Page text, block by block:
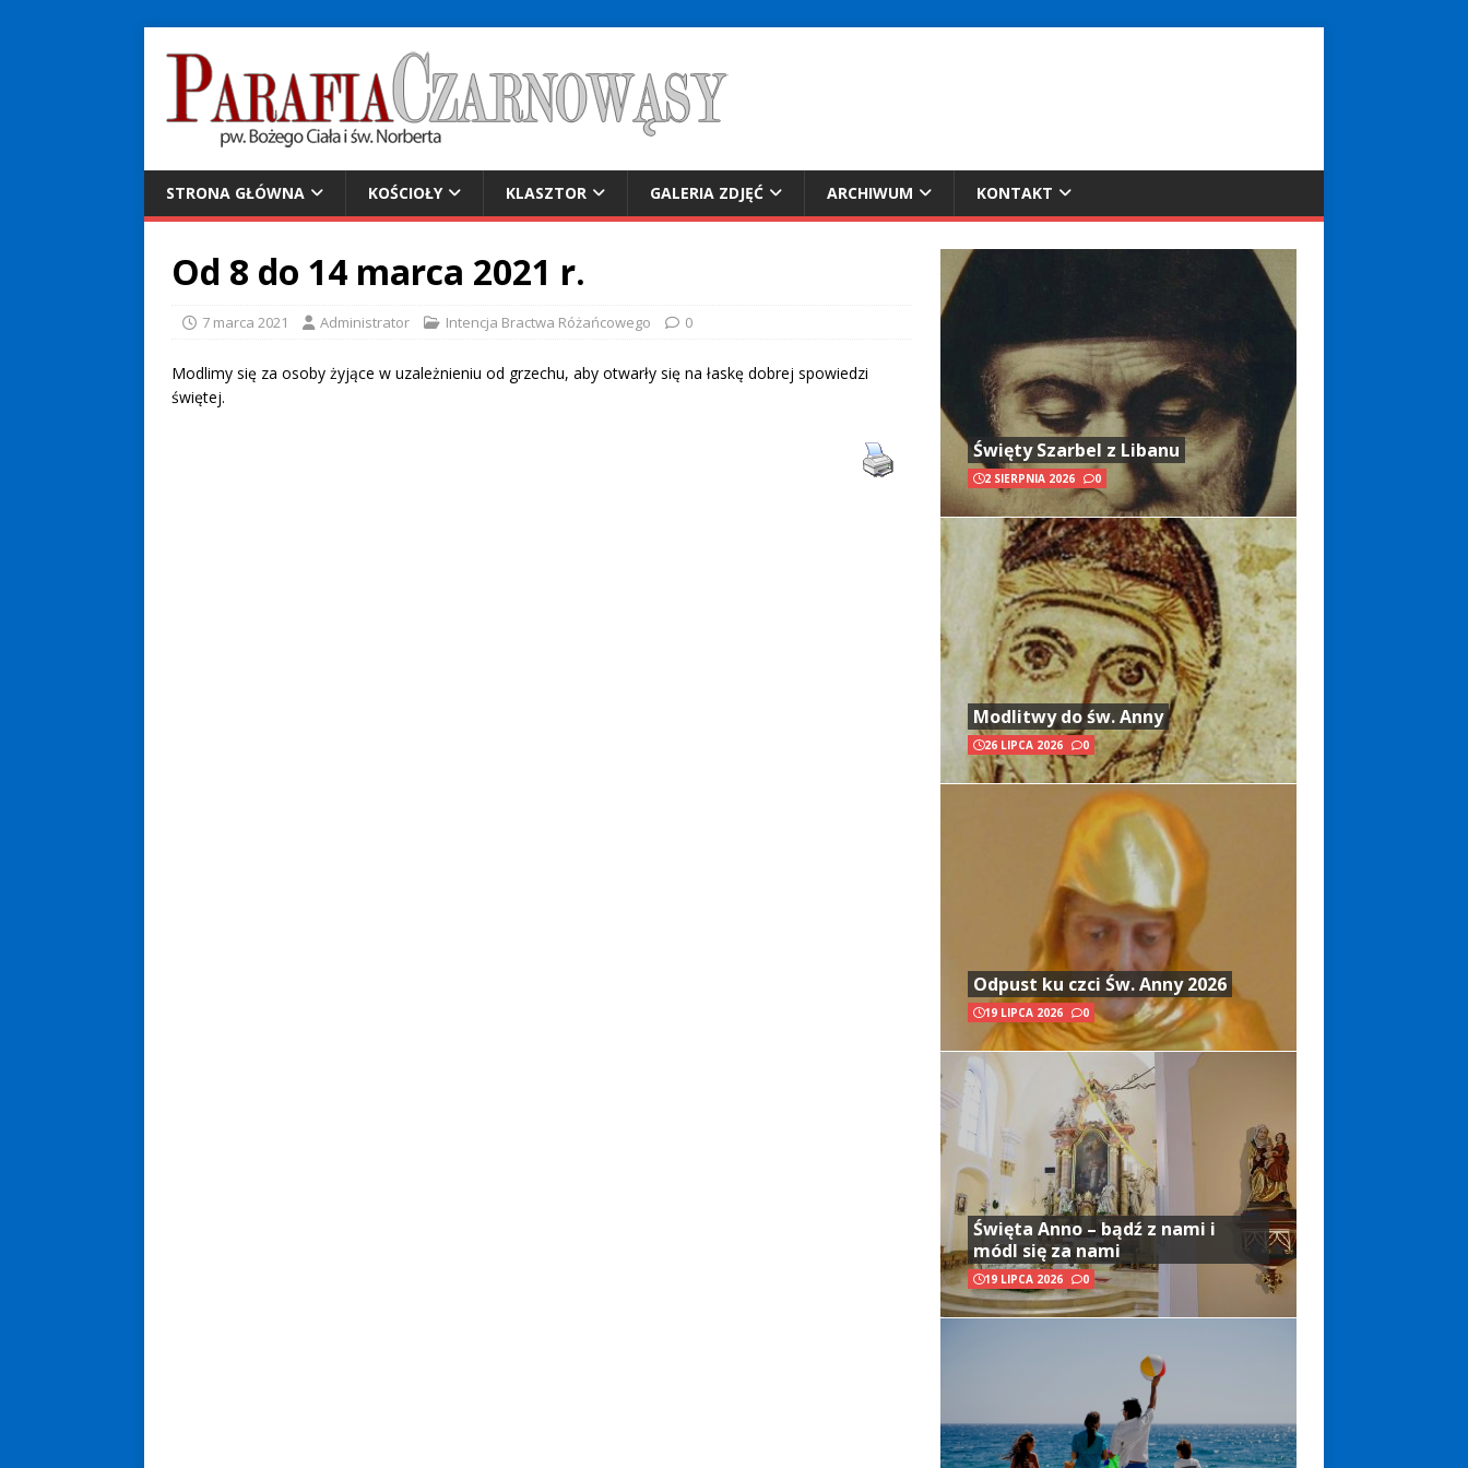
STRONA GŁÓWNA KOŚCIOŁY KLASZTOR GALERIA ZDJĘĆ ARCHIWUM KONTAKT
Od 8 do 14 marca 2021 r.
7 marca 2021 Administrator Intencja Bractwa Różańcowego 0
Modlimy się za osoby żyjące w uzależnieniu od grzechu, aby otwarły się na łaskę dobrej spowiedzi
świętej.
Święty Szarbel z Libanu
2 SIERPNIA 2026 0
Modlitwy do św. Anny
26 LIPCA 2026 0
Odpust ku czci Św. Anny 2026
19 LIPCA 2026 0
Święta Anno – bądź z nami i
módl się za nami
19 LIPCA 2026 0